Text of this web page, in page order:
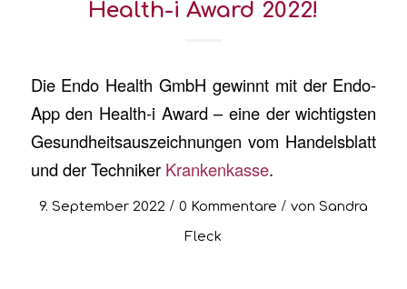
Health-i Award 2022!
Die Endo Health GmbH gewinnt mit der Endo-
App den Health-i Award – eine der wichtigsten
Gesundheitsauszeichnungen vom Handelsblatt
und der Techniker Krankenkasse.
9. September 2022 / 0 Kommentare / von Sandra
Fleck